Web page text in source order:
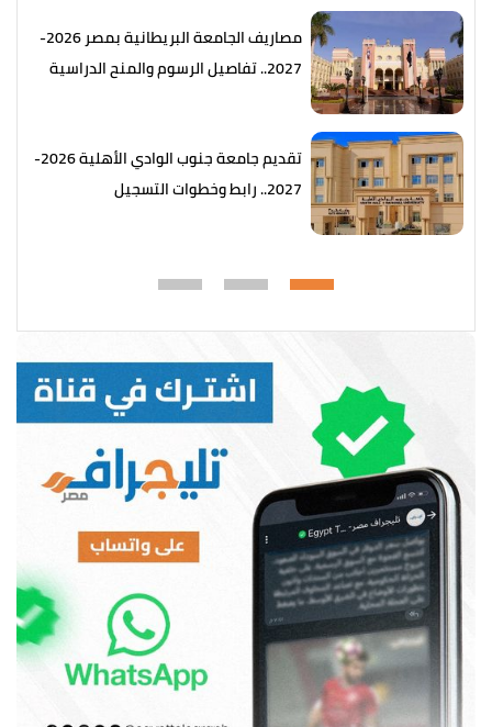
مصاريف الجامعة البريطانية بمصر 2026-
2027.. تفاصيل الرسوم والمنح الدراسية
تقديم جامعة جنوب الوادي الأهلية 2026-
2027.. رابط وخطوات التسجيل